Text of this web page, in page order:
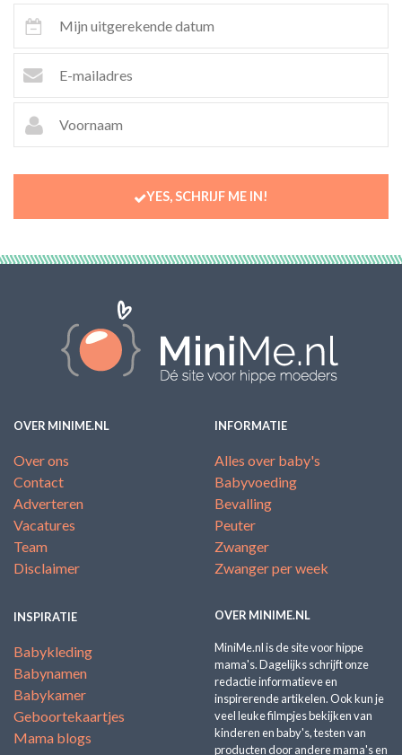
YES, SCHRIJF ME IN!
OVER MINIME.NL
Over ons
Contact
Adverteren
Vacatures
Team
Disclaimer
INFORMATIE
Alles over baby's
Babyvoeding
Bevalling
Peuter
Zwanger
Zwanger per week
INSPIRATIE
Babykleding
Babynamen
Babykamer
Geboortekaartjes
Mama blogs
OVER MINIME.NL
MiniMe.nl is de site voor hippe
mama's. Dagelijks schrijft onze
redactie informatieve en
inspirerende artikelen. Ook kun je
veel leuke filmpjes bekijken van
kinderen en baby's, testen van
producten door andere mama's en